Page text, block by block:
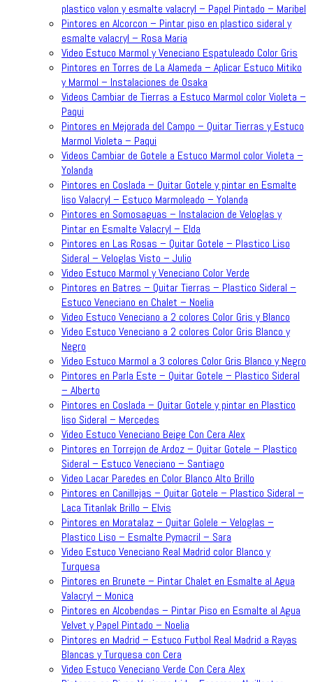
plastico valon y esmalte valacryl – Papel Pintado – Maribel
Pintores en Alcorcon – Pintar piso en plastico sideral y
esmalte valacryl – Rosa Maria
Video Estuco Marmol y Veneciano Espatuleado Color Gris
Pintores en Torres de La Alameda – Aplicar Estuco Mitiko
y Marmol – Instalaciones de Osaka
Videos Cambiar de Tierras a Estuco Marmol color Violeta –
Paqui
Pintores en Mejorada del Campo – Quitar Tierras y Estuco
Marmol Violeta – Paqui
Videos Cambiar de Gotele a Estuco Marmol color Violeta –
Yolanda
Pintores en Coslada – Quitar Gotele y pintar en Esmalte
liso Valacryl – Estuco Marmoleado – Yolanda
Pintores en Somosaguas – Instalacion de Veloglas y
Pintar en Esmalte Valacryl – Elda
Pintores en Las Rosas – Quitar Gotele – Plastico Liso
Sideral – Veloglas Visto – Julio
Video Estuco Marmol y Veneciano Color Verde
Pintores en Batres – Quitar Tierras – Plastico Sideral –
Estuco Veneciano en Chalet – Noelia
Video Estuco Veneciano a 2 colores Color Gris y Blanco
Video Estuco Veneciano a 2 colores Color Gris Blanco y
Negro
Video Estuco Marmol a 3 colores Color Gris Blanco y Negro
Pintores en Parla Este – Quitar Gotele – Plastico Sideral
– Alberto
Pintores en Coslada – Quitar Gotele y pintar en Plastico
liso Sideral – Mercedes
Video Estuco Veneciano Beige Con Cera Alex
Pintores en Torrejon de Ardoz – Quitar Gotele – Plastico
Sideral – Estuco Veneciano – Santiago
Video Lacar Paredes en Color Blanco Alto Brillo
Pintores en Canillejas – Quitar Gotele – Plastico Sideral –
Laca Titanlak Brillo – Elvis
Pintores en Moratalaz – Quitar Golele – Veloglas –
Plastico Liso – Esmalte Pymacril – Sara
Video Estuco Veneciano Real Madrid color Blanco y
Turquesa
Pintores en Brunete – Pintar Chalet en Esmalte al Agua
Valacryl – Monica
Pintores en Alcobendas – Pintar Piso en Esmalte al Agua
Velvet y Papel Pintado – Noelia
Pintores en Madrid – Estuco Futbol Real Madrid a Rayas
Blancas y Turquesa con Cera
Video Estuco Veneciano Verde Con Cera Alex